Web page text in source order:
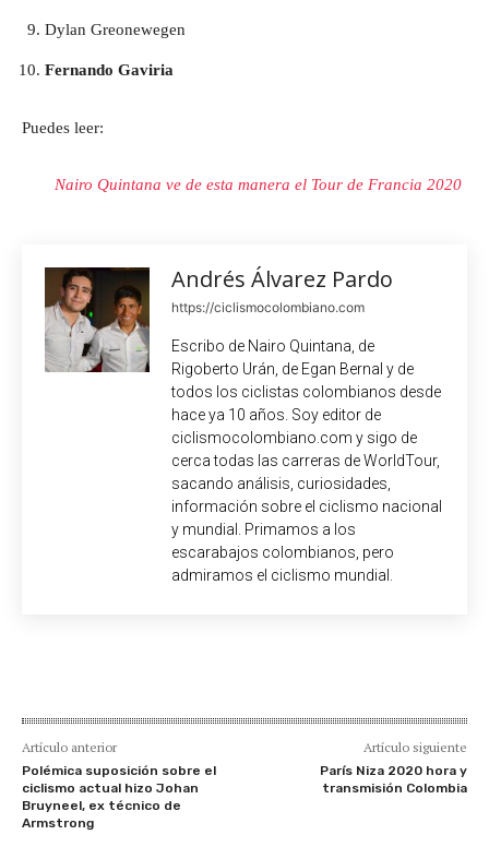
Dylan Greonewegen
Fernando Gaviria
Puedes leer:
Nairo Quintana ve de esta manera el Tour de Francia 2020
Andrés Álvarez Pardo
https://ciclismocolombiano.com
Escribo de Nairo Quintana, de
Rigoberto Urán, de Egan Bernal y de
todos los ciclistas colombianos desde
hace ya 10 años. Soy editor de
ciclismocolombiano.com y sigo de
cerca todas las carreras de WorldTour,
sacando análisis, curiosidades,
información sobre el ciclismo nacional
y mundial. Primamos a los
escarabajos colombianos, pero
admiramos el ciclismo mundial.
Artículo anterior
Polémica suposición sobre el
ciclismo actual hizo Johan
Bruyneel, ex técnico de
Armstrong
Artículo siguiente
París Niza 2020 hora y
transmisión Colombia